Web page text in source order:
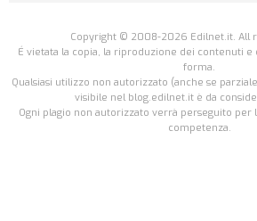
Copyright © 2008-2026 Edilnet.it. All
É vietata la copia, la riproduzione dei contenuti e
forma.
Qualsiasi utilizzo non autorizzato (anche se
visibile nel blog.edilnet.it è da
Ogni plagio non autorizzato verrà perseguito per
competenza.